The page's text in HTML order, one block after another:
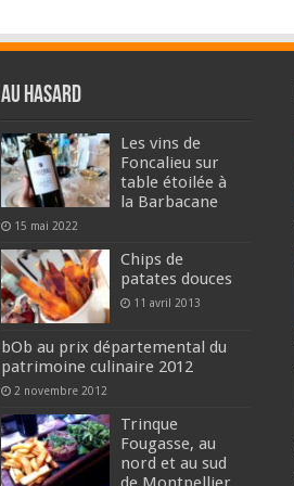
Au hasard
Les vins de
Foncalieu sur
table étoilée à
la Barbacane
15 mai 2022
Chips de
patates douces
11 avril 2013
bOb au prix départemental du
patrimoine culinaire 2012
2 novembre 2012
Trinque
Fougasse, au
nord et au sud